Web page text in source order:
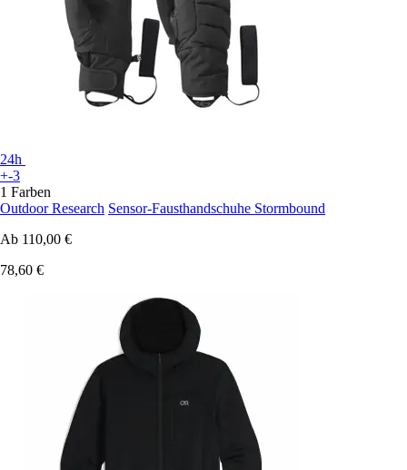
24h
+-3
1 Farben
Outdoor Research Sensor-Fausthandschuhe Stormbound
Ab 110,00 €
78,60 €